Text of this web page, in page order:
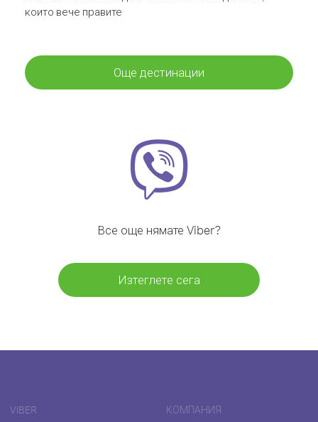
които вече правите
Още дестинации
Все още нямате Viber?
Изтеглете сега
VIBER КОМПАНИЯ